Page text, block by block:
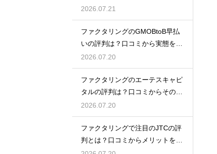
徹底解説
2026.07.21
ファクタリングのGMOBtoB早払
いの評判は？口コミから実態を徹
底解説
2026.07.20
ファクタリングのエーテスキャピ
タルの評判は？口コミからその実
態を徹底解説
2026.07.20
ファクタリングで注目のJTCの評
判とは？口コミからメリットを徹
底解説